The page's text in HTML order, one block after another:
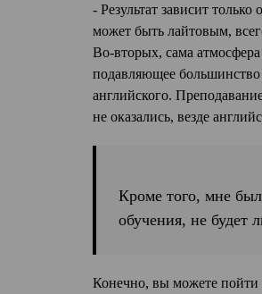
- Результат зависит
может быть лайтовым,
Во-вторых, сама атмосфера
подавляющее
английского.
не оказались, везде
Кроме того, мне
обучения, не будет
Конечно, вы можете пойти